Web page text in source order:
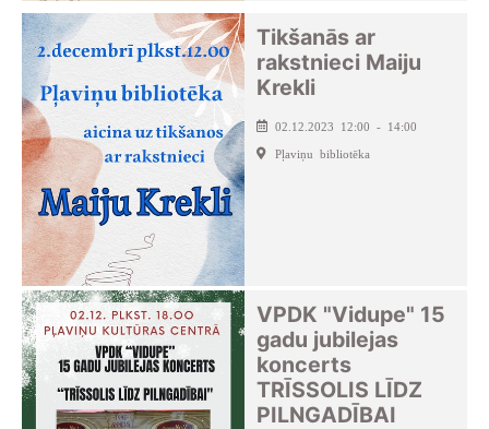
Tikšanās ar
rakstnieci Maiju
Krekli
02.12.2023 12:00 - 14:00
Pļaviņu bibliotēka
VPDK "Vidupe" 15
gadu jubilejas
koncerts
TRĪSSOLIS LĪDZ
PILNGADĪBAI